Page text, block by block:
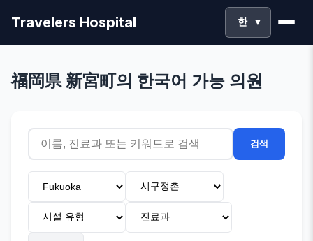
Travelers Hospital 한 ▼
福岡県 新宮町의 한국어 가능 의원
검색